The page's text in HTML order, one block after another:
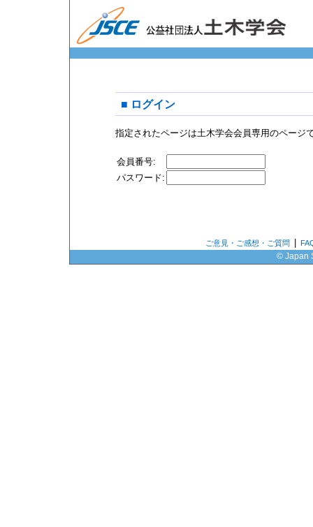
■ ログイン
指定されたページは土木学会会員専用のページ
会員番号:
パスワード:
ご意見・ご感想・ご質問
© Japan